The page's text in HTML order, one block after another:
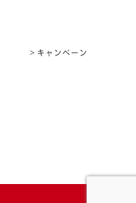
> キャンペーン